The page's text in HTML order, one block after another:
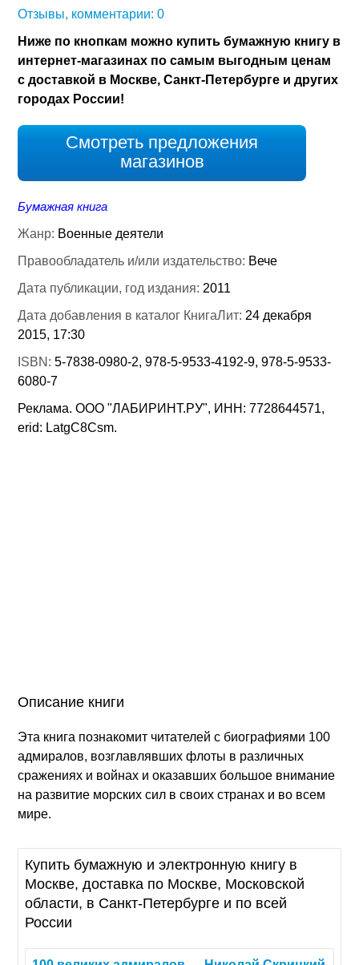
Отзывы, комментарии: 0
Ниже по кнопкам можно купить бумажную книгу в
интернет-магазинах по самым выгодным ценам
с доставкой в Москве, Санкт-Петербурге и других
городах России!
Смотреть предложения
магазинов
Бумажная книга
Жанр: Военные деятели
Правообладатель и/или издательство: Вече
Дата публикации, год издания: 2011
Дата добавления в каталог КнигаЛит: 24 декабря
2015, 17:30
ISBN:5-7838-0980-2, 978-5-9533-4192-9, 978-5-9533-
6080-7
Реклама. ООО "ЛАБИРИНТ.РУ", ИНН: 7728644571,
erid: LatgC8Csm.
Описание книги
Эта книга познакомит читателей с биографиями 100
адмиралов, возглавлявших флоты в различных
сражениях и войнах и оказавших большое внимание
на развитие морских сил в своих странах и во всем
мире.
Купить бумажную и электронную книгу в
Москве, доставка по Москве, Московской
области, в Санкт-Петербурге и по всей
России